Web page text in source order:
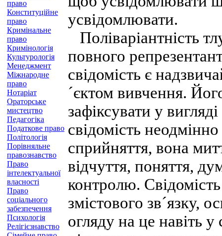
право
Конституційне
право
Кримінальне
право
Кримінологія
Культурологія
Менеджмент
Міжнародне
право
Нотаріат
Ораторське
мистецтво
Педагогіка
Податкове право
Політологія
Порівняльне
правознавство
Право
інтелектуальної
власності
Право
соціального
забезпечення
Психологія
Релігієзнавство
усвідомлювати.
Поліваріантність
повного
свідомість є
´єктом вивчення.
зафіксувати у
свідомість
сприйняття, вона
відчуття, поняття,
контролю.
змістового зв´язку,
огляду на це навіть у